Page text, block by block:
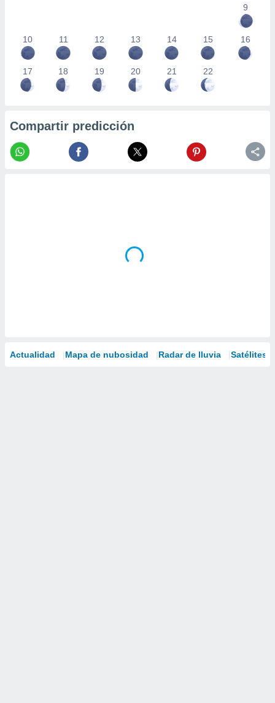
9
10 11 12 13 14 15 16
17 18 19 20 21 22
Compartir predicción
Actualidad Mapa de nubosidad Radar de lluvia Satélites